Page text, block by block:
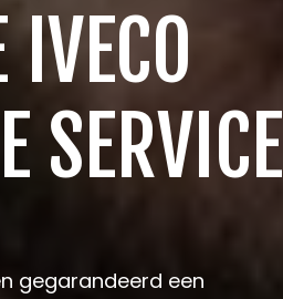
SERVICE
gegarandeerd een